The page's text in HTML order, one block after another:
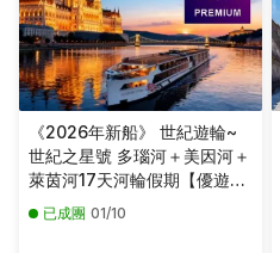
《2026年新船》 世紀遊輪~
世紀之星號 多瑙河＋美因河＋
萊茵河17天河輪假期【優遊緻
選】
已成團 01/10